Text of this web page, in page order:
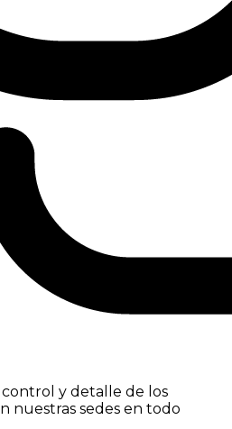
control y detalle de los
nuestras sedes en todo